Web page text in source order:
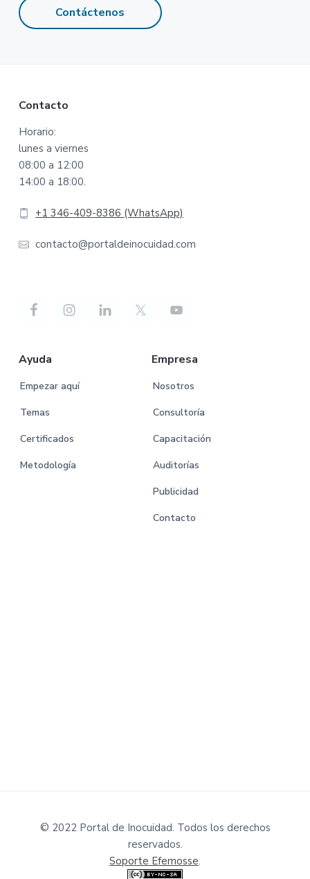
Contáctenos
Footer
Contacto
Horario:
lunes a viernes
08:00 a 12:00
14:00 a 18:00.
+1 346-409-8386 (WhatsApp)
contacto@portaldeinocuidad.com
Ayuda
Empezar aquí
Temas
Certificados
Metodología
Empresa
Nosotros
Consultoría
Capacitación
Auditorías
Publicidad
Contacto
© 2022 Portal de Inocuidad. Todos los derechos
reservados.
Soporte Efemosse.